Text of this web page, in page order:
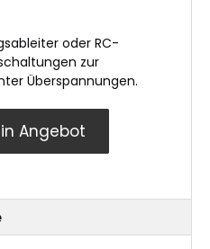
oder RC-
zur
Überspannungen.
Angebot